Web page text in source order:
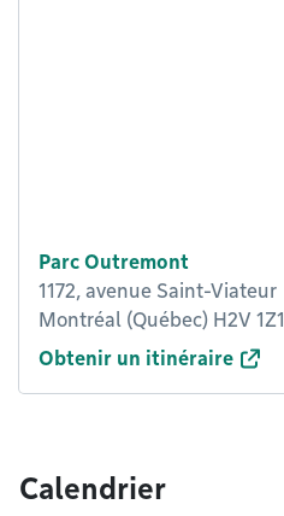
Parc Outremont
1172, avenue Saint-Viateur
Montréal (Québec) H2V 1Z1
Obtenir un itinéraire
Calendrier